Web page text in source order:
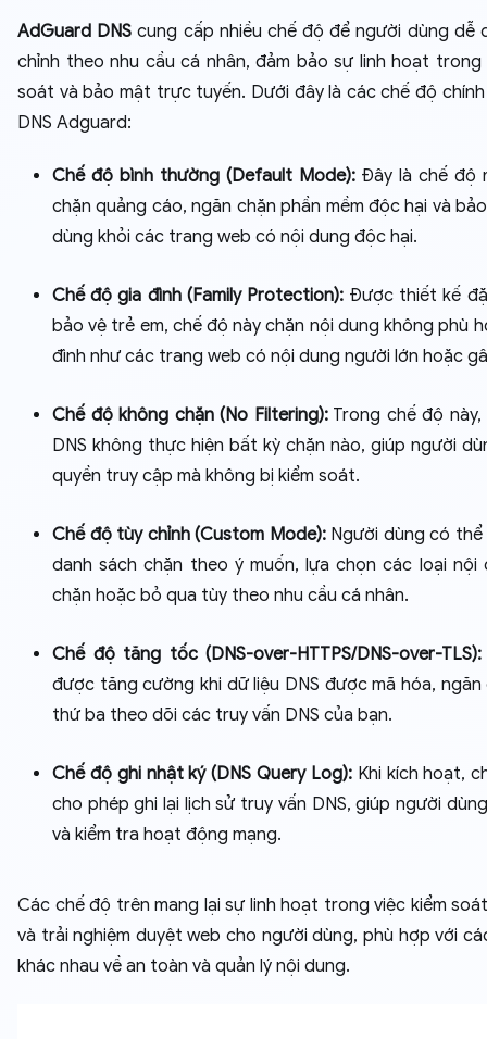
AdGuard DNS cung cấp nhiều chế độ để người dùng dễ
chỉnh theo nhu cầu cá nhân, đảm bảo sự linh hoạt trong
soát và bảo mật trực tuyến. Dưới đây là các chế độ
DNS Adguard:
Chế độ bình thường (Default Mode):Đây là chế độ
chặn quảng cáo, ngăn chặn phần mềm độc hại và
dùng khỏi các trang web có nội dung độc hại.
Chế độ gia đình (Family Protection):Được thiết kế
bảo vệ trẻ em, chế độ này chặn nội dung không phù
đình như các trang web có nội dung người lớn hoặc
Chế độ không chặn (No Filtering):Trong chế độ này,
DNS không thực hiện bất kỳ chặn nào, giúp người
quyền truy cập mà không bị kiểm soát.
Chế độ tùy chỉnh (Custom Mode): Người dùng có thể
danh sách chặn theo ý muốn, lựa chọn các loại nội
chặn hoặc bỏ qua tùy theo nhu cầu cá nhân.
Chế độ tăng tốc (DNS-over-HTTPS/DNS-over-TLS):
được tăng cường khi dữ liệu DNS được mã hóa, ngăn
thứ ba theo dõi các truy vấn DNS của bạn.
Chế độ ghi nhật ký (DNS Query Log): Khi kích hoạt,
cho phép ghi lại lịch sử truy vấn DNS, giúp người
và kiểm tra hoạt động mạng.
Các chế độ trên mang lại sự linh hoạt trong việc kiểm
và trải nghiệm duyệt web cho người dùng, phù hợp với
khác nhau về an toàn và quản lý nội dung.